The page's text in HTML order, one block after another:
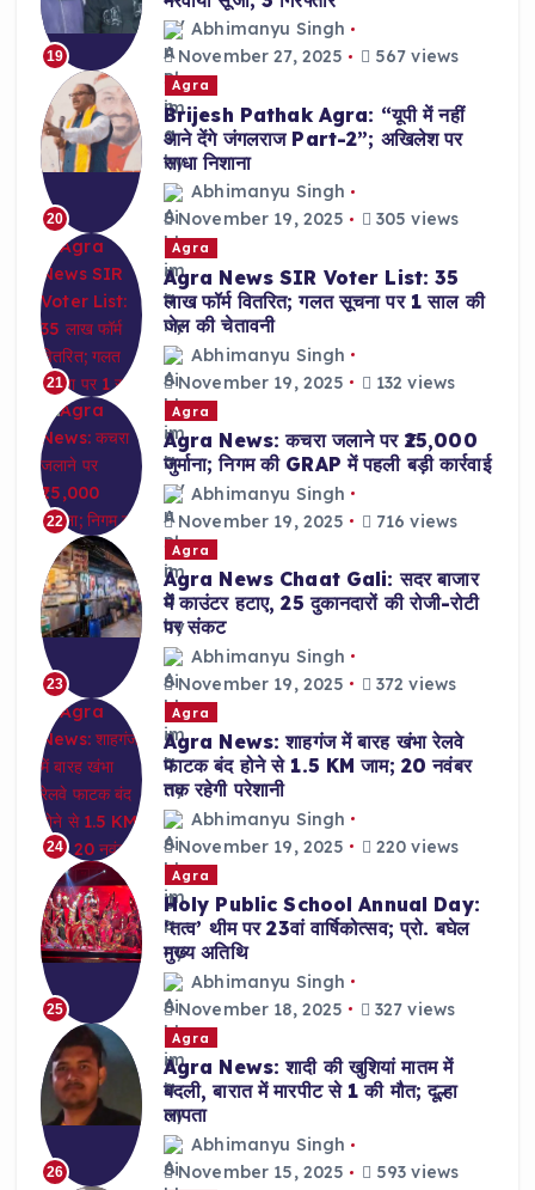
19
Abhimanyu Singh
November 27, 2025
567 views
20
Agra
Brijesh Pathak Agra: “यूपी में नहीं
आने देंगे जंगलराज Part-2”; अखिलेश पर
साधा निशाना
Abhimanyu Singh
November 19, 2025
305 views
21
Agra
Agra News SIR Voter List: 35
लाख फॉर्म वितरित; गलत सूचना पर 1 साल की
जेल की चेतावनी
Abhimanyu Singh
November 19, 2025
132 views
22
Agra
Agra News: कचरा जलाने पर ₹25,000
जुर्माना; निगम की GRAP में पहली बड़ी कार्रवाई
Abhimanyu Singh
November 19, 2025
716 views
23
Agra
Agra News Chaat Gali: सदर बाजार
में काउंटर हटाए, 25 दुकानदारों की रोजी-रोटी
पर संकट
Abhimanyu Singh
November 19, 2025
372 views
24
Agra
Agra News: शाहगंज में बारह खंभा रेलवे
फाटक बंद होने से 1.5 KM जाम; 20 नवंबर
तक रहेगी परेशानी
Abhimanyu Singh
November 19, 2025
220 views
25
Agra
Holy Public School Annual Day:
‘तत्व’ थीम पर 23वां वार्षिकोत्सव; प्रो. बघेल
मुख्य अतिथि
Abhimanyu Singh
November 18, 2025
327 views
26
Agra
Agra News: शादी की खुशियां मातम में
बदली, बारात में मारपीट से 1 की मौत; दूल्हा
लापता
Abhimanyu Singh
November 15, 2025
593 views